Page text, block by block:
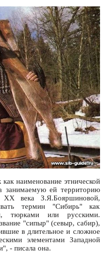
наименование этнической
занимаемую ей территорию
века З.Я.Бояршиновой,
термин "Сибирь" как
тюрками или русскими.
"сипыр" (севыр, сабир),
в длительное и сложное
элементами Западной
- писала она.